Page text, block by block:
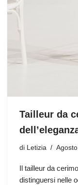
Tailleur da
di Letizia
Il tailleur da
distinguersi nelle